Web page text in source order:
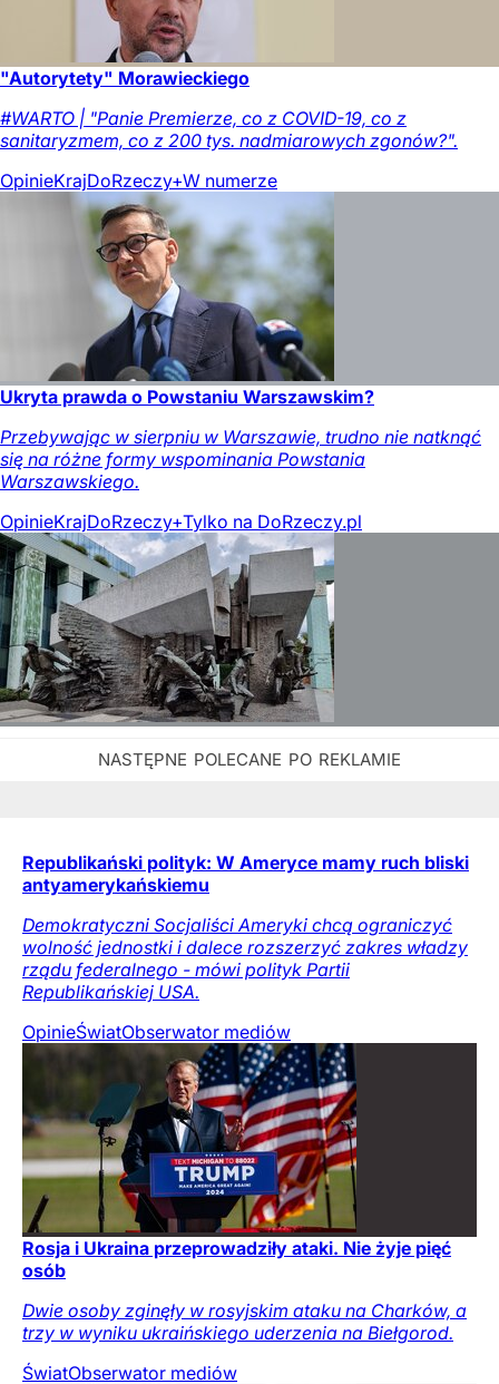
"Autorytety" Morawieckiego
#WARTO | "Panie Premierze, co z COVID-19, co z
sanitaryzmem, co z 200 tys. nadmiarowych zgonów?".
OpinieKrajDoRzeczy+W numerze
Ukryta prawda o Powstaniu Warszawskim?
Przebywając w sierpniu w Warszawie, trudno nie natknąć
się na różne formy wspominania Powstania
Warszawskiego.
OpinieKrajDoRzeczy+Tylko na DoRzeczy.pl
Republikański polityk: W Ameryce mamy ruch bliski
antyamerykańskiemu
Demokratyczni Socjaliści Ameryki chcą ograniczyć
wolność jednostki i dalece rozszerzyć zakres władzy
rządu federalnego - mówi polityk Partii
Republikańskiej USA.
OpinieŚwiatObserwator mediów
Rosja i Ukraina przeprowadziły ataki. Nie żyje pięć
osób
Dwie osoby zginęły w rosyjskim ataku na Charków, a
trzy w wyniku ukraińskiego uderzenia na Biełgorod.
ŚwiatObserwator mediów